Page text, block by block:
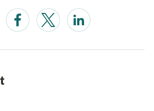
Opens in a new window
Opens in a new window
Opens in a new